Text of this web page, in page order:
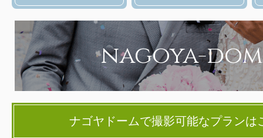
nagoya-
ナゴヤドームで撮影可能なプランは